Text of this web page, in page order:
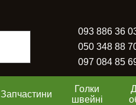
093 886 36
050 348 88
097 084 85
Запчастини
Голки
швейні